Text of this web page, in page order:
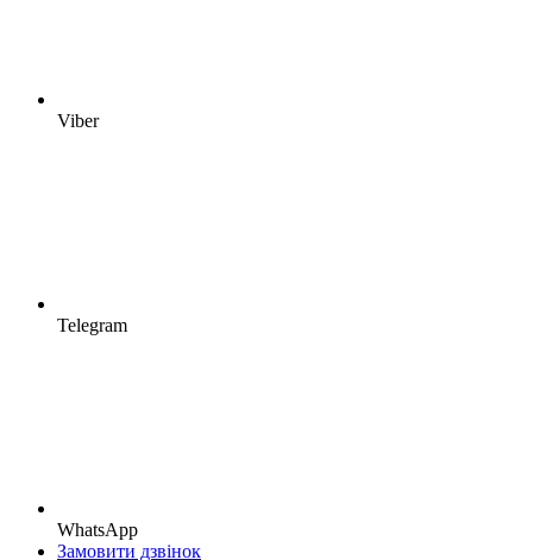
Viber
Telegram
WhatsApp
Замовити дзвінок